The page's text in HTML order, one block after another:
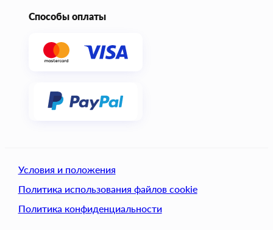
Способы оплаты
Условия и положения
Политика использования файлов cookie
Политика конфиденциальности